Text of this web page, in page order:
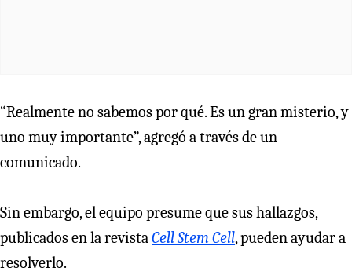
“Realmente no sabemos por qué. Es un gran misterio, y
uno muy importante”, agregó a través de un
comunicado.
Sin embargo, el equipo presume que sus hallazgos,
publicados en la revistaCell Stem Cell, pueden ayudar a
resolverlo.